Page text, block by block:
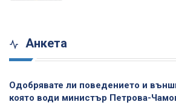
Анкета
Одобрявате ли поведението и
която води министър Петрова-